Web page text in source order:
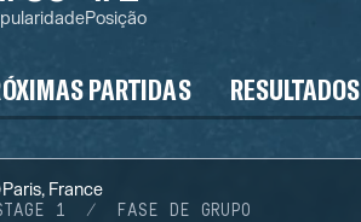
Posição
PARTIDAS RESULTADOS
Paris, France
1 FASE DE GRUPO